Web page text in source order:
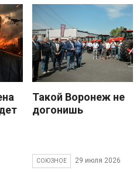
Такой Воронеж не
догонишь
СОЮЗНОЕ 29 июля 2026